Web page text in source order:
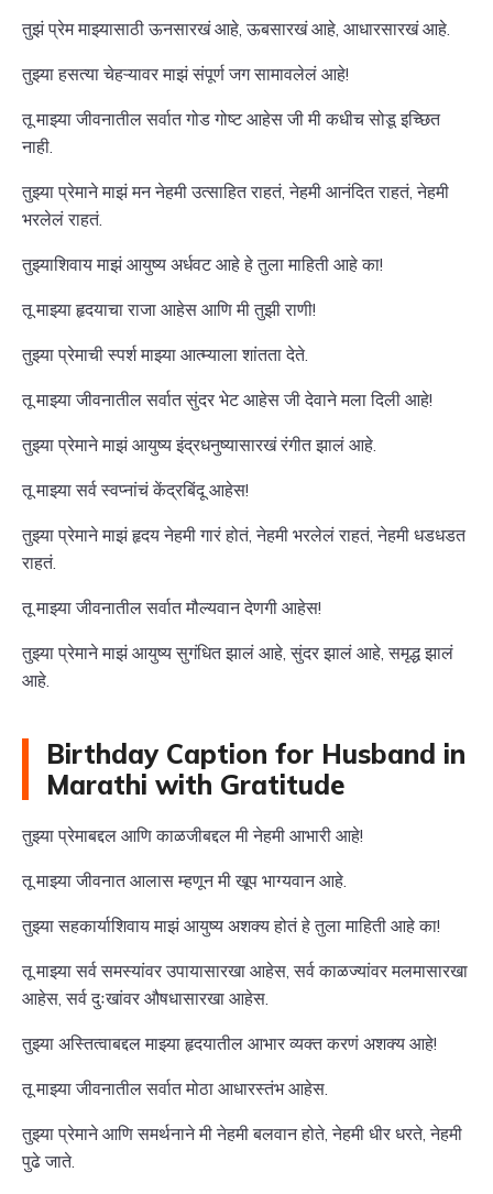
तुझं प्रेम माझ्यासाठी ऊनसारखं आहे, ऊबसारखं आहे, आधारसारखं आहे.
तुझ्या हसत्या चेहऱ्यावर माझं संपूर्ण जग सामावलेलं आहे!
तू माझ्या जीवनातील सर्वात गोड गोष्ट आहेस जी मी कधीच सोडू इच्छित
नाही.
तुझ्या प्रेमाने माझं मन नेहमी उत्साहित राहतं, नेहमी आनंदित राहतं, नेहमी
भरलेलं राहतं.
तुझ्याशिवाय माझं आयुष्य अर्धवट आहे हे तुला माहिती आहे का!
तू माझ्या हृदयाचा राजा आहेस आणि मी तुझी राणी!
तुझ्या प्रेमाची स्पर्श माझ्या आत्म्याला शांतता देते.
तू माझ्या जीवनातील सर्वात सुंदर भेट आहेस जी देवाने मला दिली आहे!
तुझ्या प्रेमाने माझं आयुष्य इंद्रधनुष्यासारखं रंगीत झालं आहे.
तू माझ्या सर्व स्वप्नांचं केंद्रबिंदू आहेस!
तुझ्या प्रेमाने माझं हृदय नेहमी गारं होतं, नेहमी भरलेलं राहतं, नेहमी धडधडत
राहतं.
तू माझ्या जीवनातील सर्वात मौल्यवान देणगी आहेस!
तुझ्या प्रेमाने माझं आयुष्य सुगंधित झालं आहे, सुंदर झालं आहे, समृद्ध झालं
आहे.
Birthday Caption for Husband in
Marathi with Gratitude
तुझ्या प्रेमाबद्दल आणि काळजीबद्दल मी नेहमी आभारी आहे!
तू माझ्या जीवनात आलास म्हणून मी खूप भाग्यवान आहे.
तुझ्या सहकार्याशिवाय माझं आयुष्य अशक्य होतं हे तुला माहिती आहे का!
तू माझ्या सर्व समस्यांवर उपायासारखा आहेस, सर्व काळज्यांवर मलमासारखा
आहेस, सर्व दुःखांवर औषधासारखा आहेस.
तुझ्या अस्तित्वाबद्दल माझ्या हृदयातील आभार व्यक्त करणं अशक्य आहे!
तू माझ्या जीवनातील सर्वात मोठा आधारस्तंभ आहेस.
तुझ्या प्रेमाने आणि समर्थनाने मी नेहमी बलवान होते, नेहमी धीर धरते, नेहमी
पुढे जाते.